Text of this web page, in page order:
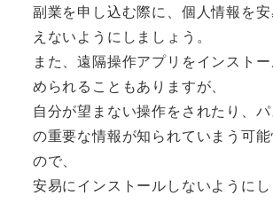
副業を申し込む際に、個人情報を
えないようにしましょう。
また、遠隔操作アプリをインスト
められることもありますが、
自分が望まない操作をされたり、
の重要な情報が知られていまう可
ので、
安易にインストールしないようにし